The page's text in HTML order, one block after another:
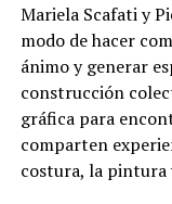
Mariela Scafati y
modo de hacer
ánimo y generar
construcción
gráfica para
comparten
costura, la pintura